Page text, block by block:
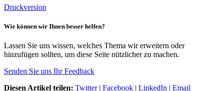
Druckversion
Wie können wir Ihnen besser helfen?
Lassen Sie uns wissen, welches Thema wir erweitern oder
hinzufügen sollten, um diese Seite nützlicher zu machen.
Senden Sie uns Ihr Feedback
Diesen Artikel teilen: Twitter| Facebook | LinkedIn | Email